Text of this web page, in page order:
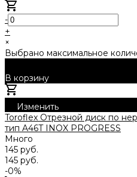
-
+
×
Выбрано максимальное
В корзину
Изменить
Toroflex Отрезной диск по
тип A46T INOX PROGRESS
Много
145 руб.
145 руб.
-0%